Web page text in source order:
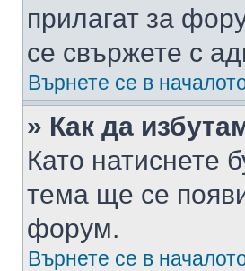
прилагат за
се свържете с
Върнете се в
» Как да
Като натиснете
тема ще се
форум.
Върнете се в